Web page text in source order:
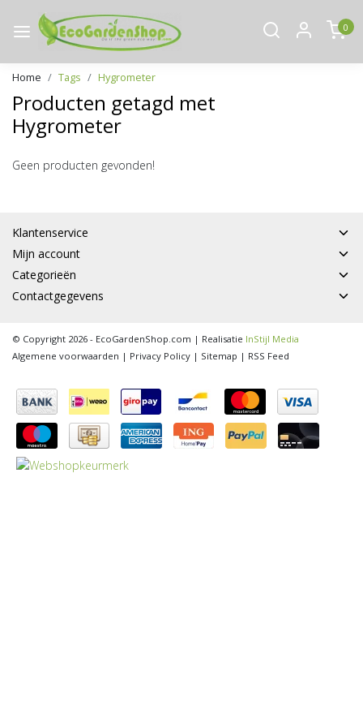
0
Home Tags Hygrometer
Producten getagd met
Hygrometer
Geen producten gevonden!
Klantenservice
Mijn account
Categorieën
Contactgegevens
© Copyright 2026 - EcoGardenShop.com | Realisatie InStijl Media
Algemene voorwaarden | Privacy Policy | Sitemap | RSS Feed